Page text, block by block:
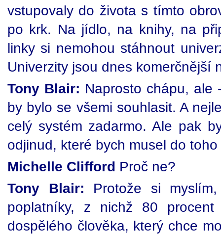
vstupovaly do života s tímto
po krk. Na jídlo, na knihy, na
linky si nemohou stáhnout
Univerzity jsou dnes komerčnější
Tony Blair: Naprosto chápu, ale
by bylo se všemi souhlasit. A
celý systém zadarmo. Ale pak
odjinud, které bych musel do
Michelle Clifford Proč ne?
Tony Blair: Protože si
poplatníky, z nichž 80
dospělého člověka, který chce